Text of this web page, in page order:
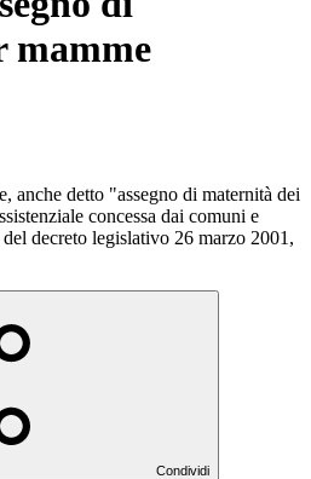
mamme
anche detto "assegno di maternità dei
concessa dai comuni e
decreto legislativo 26 marzo 2001,
Condividi